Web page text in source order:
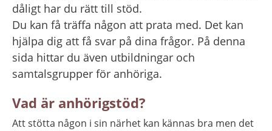
dåligt har du rätt till stöd.
Du kan få träffa någon att prata med. Det kan
hjälpa dig att få svar på dina frågor. På denna
sida hittar du även utbildningar och
samtalsgrupper för anhöriga.
Vad är anhörigstöd?
Att stötta någon i sin närhet kan kännas bra men det